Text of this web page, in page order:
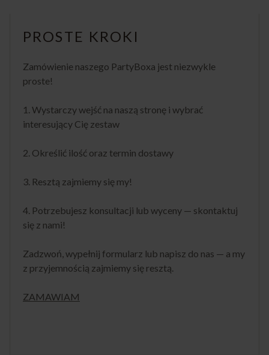
PROSTE KROKI
Zamówienie naszego PartyBoxa jest niezwykle
proste!
1. Wystarczy wejść na naszą stronę i wybrać
interesujący Cię zestaw
2. Określić ilość oraz termin dostawy
3. Resztą zajmiemy się my!
4. Potrzebujesz konsultacji lub wyceny — skontaktuj
się z nami!
Zadzwoń, wypełnij formularz lub napisz do nas — a my
z przyjemnością zajmiemy się resztą.
ZAMAWIAM